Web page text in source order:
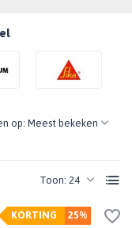
Toon:
op:
25%
KORTING